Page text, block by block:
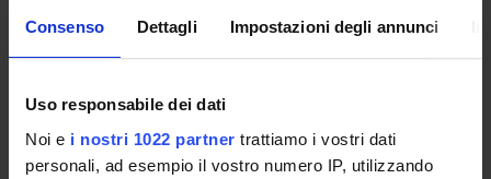
Consenso Dettagli Impostazioni degli annunci
Uso responsabile dei dati
Noi e i nostri 1022 partner trattiamo i vostri dati
personali, ad esempio il vostro numero IP, utilizzando
Presentazione
Piani didattici
Insegnamenti
Bacheca avvisi